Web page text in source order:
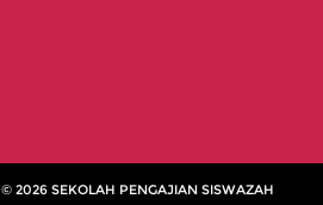
© 2026 SEKOLAH PENGAJIAN SISWAZAH